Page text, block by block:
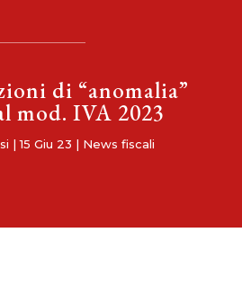
di “anomalia”
mod. IVA 2023
|15 Giu 23 | News fiscali